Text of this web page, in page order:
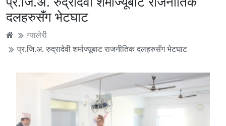
दलहरुसँग भेटघाट
ग्यालेरी
प्र.जि.अ. रुद्रादेवी शर्माज्यूबाट राजनीतिक दलहरुसँग भेटघाट